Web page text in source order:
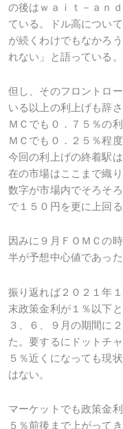
の後はｗａｉｔ－ａｎ
ている。ドル高につい
が続くわけでもなかろ
れない」と語っている。
但し、そのフロントロ
いる以上の利上げも辞
ＭＣでも０．７５％の
ＭＣでも０．２５％程
今回の利上げの終着駅
在の市場はここまで織
数字が市場内でそろそ
で１５０円を更に上回
因みに９月ＦＯＭＣの
半が予想中心値であった
振り返れば２０２１年
末政策金利が１％以下
３、６、９月の期間に
た。要するにドットチ
５％近くになっても現
はない。
マーケットでも政策金
５％前後まで上がって